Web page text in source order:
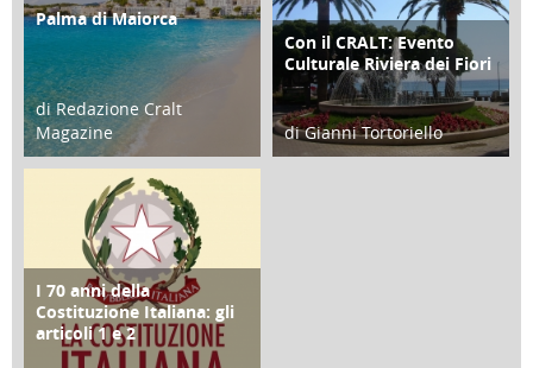
ATTIVITÀ
Palma di Maiorca
di Redazione Cralt
Magazine
25 Giugno 2016
ATTIVITÀ
Con il CRALT: Evento
Culturale Riviera dei Fiori
di Gianni Tortoriello
FOCUS
I 70 anni della
Costituzione Italiana: gli
articoli 1 e 2